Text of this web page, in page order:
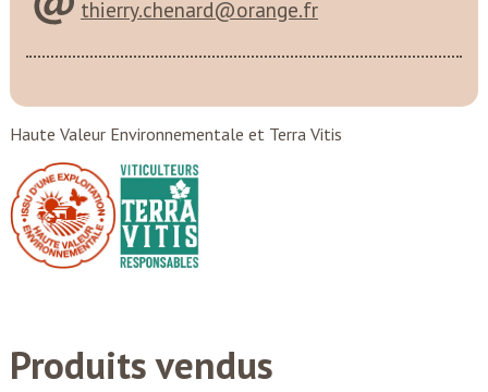
thierry.chenard@orange.fr
Haute Valeur Environnementale et Terra Vitis
Produits vendus